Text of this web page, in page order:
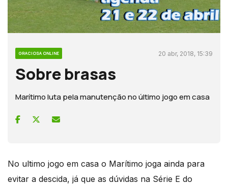
GRACIOSA ONLINE 20 abr, 2018, 15:39
Sobre brasas
Marítimo luta pela manutenção no último jogo em casa
No ultimo jogo em casa o Marítimo joga ainda para
evitar a descida, já que as dúvidas na Série E do